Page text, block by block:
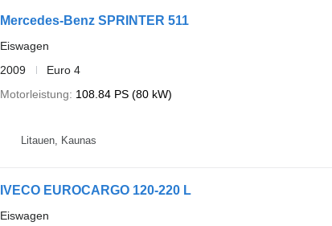
Mercedes-Benz SPRINTER 511
Eiswagen
2009
Euro 4
Motorleistung
108.84 PS (80 kW)
Litauen, Kaunas
IVECO EUROCARGO 120-220 L
Eiswagen